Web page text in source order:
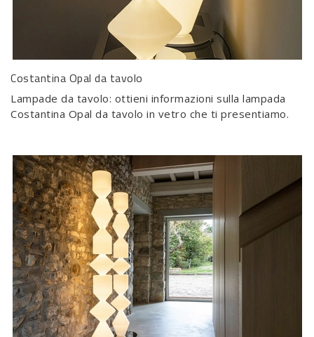
Costantina Opal da tavolo
Lampade da tavolo: ottieni informazioni sulla lampada
Costantina Opal da tavolo in vetro che ti presentiamo.